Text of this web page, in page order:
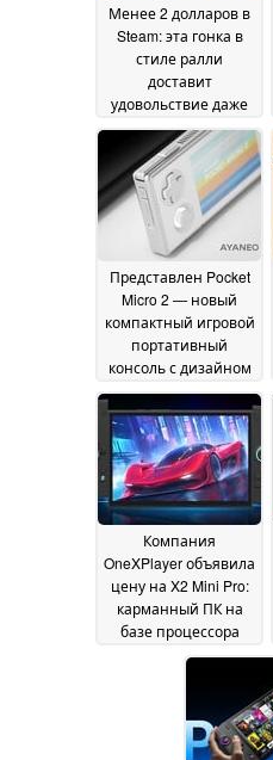
Менее 2 долларов в
Steam: эта гонка в
стиле ралли
доставит
удовольствие даже
без рулевого
устройства26 June 2026
Представлен Pocket
Micro 2 — новый
компактный игровой
портативный
консоль с дизайном
премиум-класса,
доступная в двух
цветовых вариантах
25 June 2026
Компания
OneXPlayer объявила
цену на X2 Mini Pro:
карманный ПК на
базе процессора
Ryzen AI Max+ 388 с
поставляться с
объемом